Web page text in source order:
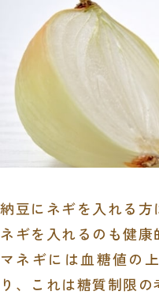
納豆にネギを入れる
ネギを入れるのも健
マネギには血糖値の
り、これは糖質制限